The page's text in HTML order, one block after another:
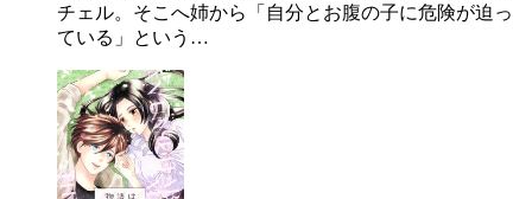
チェル。そこへ姉から「自分とお腹の子に危険が迫っ
ている」という…